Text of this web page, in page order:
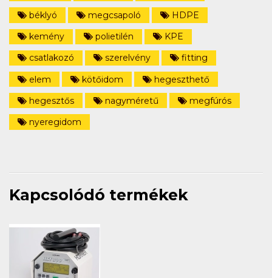
béklyó
megcsapoló
HDPE
kemény
polietilén
KPE
csatlakozó
szerelvény
fitting
elem
kötőidom
hegeszthető
hegesztős
nagyméretű
megfúrós
nyeregidom
Kapcsolódó termékek